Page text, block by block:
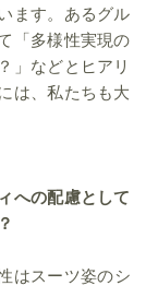
ます。あるグル
「多様性実現の
」などとヒアリ
は、私たちも大
への配慮として
はスーツ姿のシ